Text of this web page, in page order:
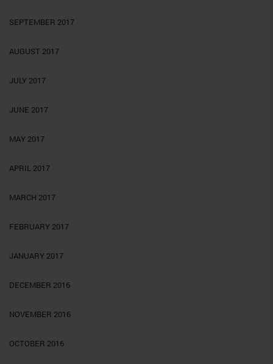
SEPTEMBER 2017
AUGUST 2017
JULY 2017
JUNE 2017
MAY 2017
APRIL 2017
MARCH 2017
FEBRUARY 2017
JANUARY 2017
DECEMBER 2016
NOVEMBER 2016
OCTOBER 2016